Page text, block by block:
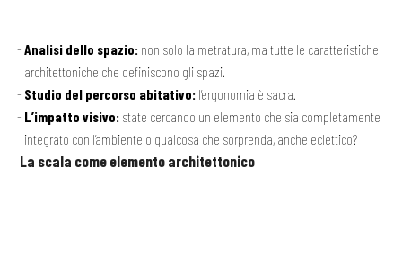
Analisi dello spazio: non solo la metratura, ma tutte le caratteristiche
architettoniche che definiscono gli spazi.
Studio del percorso abitativo: l’ergonomia è sacra.
L’impatto visivo: state cercando un elemento che sia completamente
integrato con l’ambiente o qualcosa che sorprenda, anche eclettico?
La scala come elemento architettonico